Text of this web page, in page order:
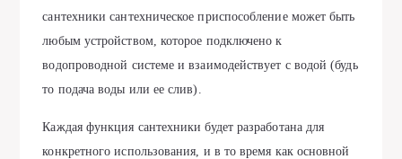
сантехники сантехническое приспособление может быть
любым устройством, которое подключено к
водопроводной системе и взаимодействует с водой (будь
то подача воды или ее слив).
Каждая функция сантехники будет разработана для
конкретного использования, и в то время как основной